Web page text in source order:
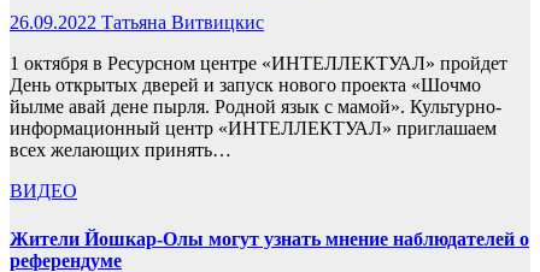
26.09.2022 Татьяна Витвицкис
1 октября в Ресурсном центре «ИНТЕЛЛЕКТУАЛ» пройдет
День открытых дверей и запуск нового проекта «Шочмо
йылме авай дене пырля. Родной язык с мамой». Культурно-
информационный центр «ИНТЕЛЛЕКТУАЛ» приглашаем
всех желающих принять…
ВИДЕО
Жители Йошкар-Олы могут узнать мнение наблюдателей о
референдуме